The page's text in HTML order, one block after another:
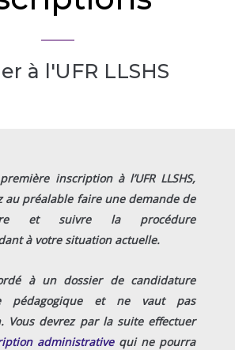
à l'UFR LLSHS
inscription à l’UFR LLSHS,
au préalable faire une demande de
et suivre la procédure
à votre situation actuelle.
à un dossier de candidature
pédagogique et ne vaut pas
Vous devrez par la suite effectuer
administrativequi ne pourra